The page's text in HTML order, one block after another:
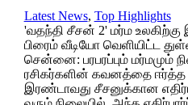
Latest News, Top Highlights
'வதந்தி சீசன் 2' மர்ம
பிரைம் வீடியோ வெளியிட்ட
சென்னை: பரபரப்பும் மர்மமும்
ரசிகர்களின் கவனத்தை
இரண்டாவது சீசனுக்கான